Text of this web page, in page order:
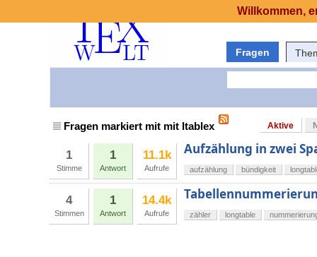
Fragen
Fragen markiert mit mit ltablex Aktive
1
Stimme
1
Antwort
11.1k
Aufrufe
Aufzählung in zwei
aufzählung bündigkeit
4
Stimmen
1
Antwort
14.4k
Aufrufe zähler longtable
Willkommen,